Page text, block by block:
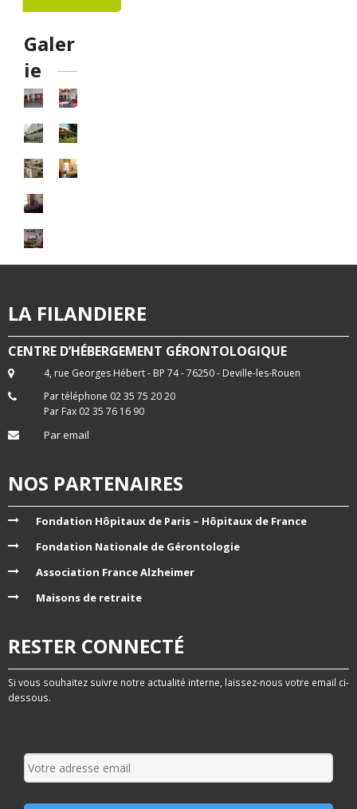
Galer
ie
LA FILANDIERE
CENTRE D’HÉBERGEMENT GÉRONTOLOGIQUE
4, rue Georges Hébert - BP 74 - 76250 - Deville-les-Rouen
Par téléphone 02 35 75 20 20
Par Fax 02 35 76 16 90
Par email
NOS PARTENAIRES
Fondation Hôpitaux de Paris – Hôpitaux de France
Fondation Nationale de Gérontologie
Association France Alzheimer
Maisons de retraite
RESTER CONNECTÉ
Si vous souhaitez suivre notre actualité interne, laissez-nous votre email ci-
dessous.